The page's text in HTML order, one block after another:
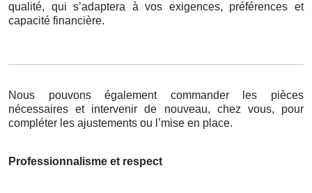
qualité, qui s’adaptera à vos exigences, préférences et
capacité financière.
Nous pouvons également commander les pièces
nécessaires et intervenir de nouveau, chez vous, pour
compléter les ajustements ou l’mise en place.
Professionnalisme et respect